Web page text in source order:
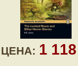
ЦЕНА: 1